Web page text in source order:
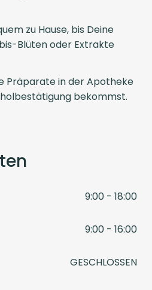
zu Hause, bis Deine
Blüten oder Extrakte
Präparate in der Apotheke
bekommst.
9:00 - 18:00
9:00 - 16:00
GESCHLOSSEN